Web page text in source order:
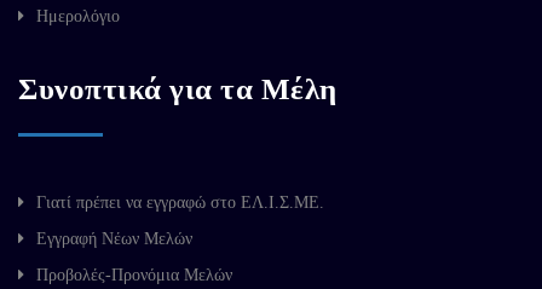
Ημερολόγιο
Συνοπτικά για τα Μέλη
Γιατί πρέπει να εγγραφώ στο ΕΛ.Ι.Σ.ΜΕ.
Εγγραφή Νέων Μελών
Προβολές-Προνόμια Μελών